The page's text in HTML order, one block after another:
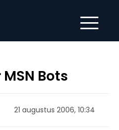
Bots
21 augustus 2006, 10:34